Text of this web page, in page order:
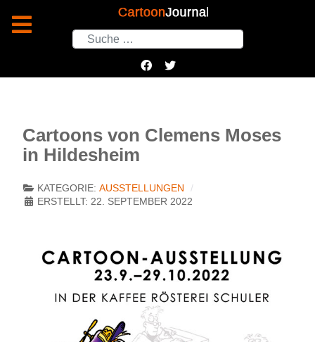
Suchen
Cartoons von Clemens Moses
in Hildesheim
KATEGORIE: AUSSTELLUNGEN
ERSTELLT: 22. SEPTEMBER 2022